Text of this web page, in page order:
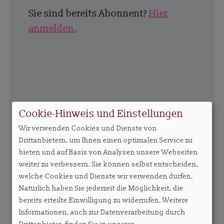
Sie sind bereits Abonnent? Hier
anmelden.
Cookie-Hinweis und Einstellungen
Wir verwenden Cookies und Dienste von
Drittanbietern, um Ihnen einen optimalen Service zu
bieten und auf Basis von Analysen unsere Webseiten
weiter zu verbessern. Sie können selbst entscheiden,
welche Cookies und Dienste wir verwenden dürfen.
Natürlich haben Sie jederzeit die Möglichkeit, die
bereits erteilte Einwilligung zu widerrufen. Weitere
Informationen, auch zur Datenverarbeitung durch